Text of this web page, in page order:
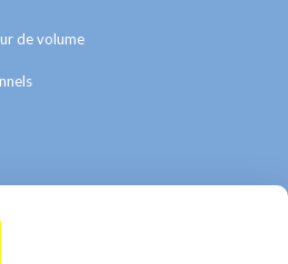
de volume